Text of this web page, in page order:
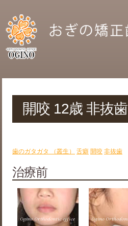
開咬 12歳 非抜歯
歯のガタガタ （叢生） 舌癖 開咬 非抜歯
治療前